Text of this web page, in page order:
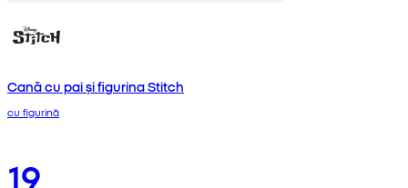
Cană cu pai și figurina Stitch
cu figurină
19